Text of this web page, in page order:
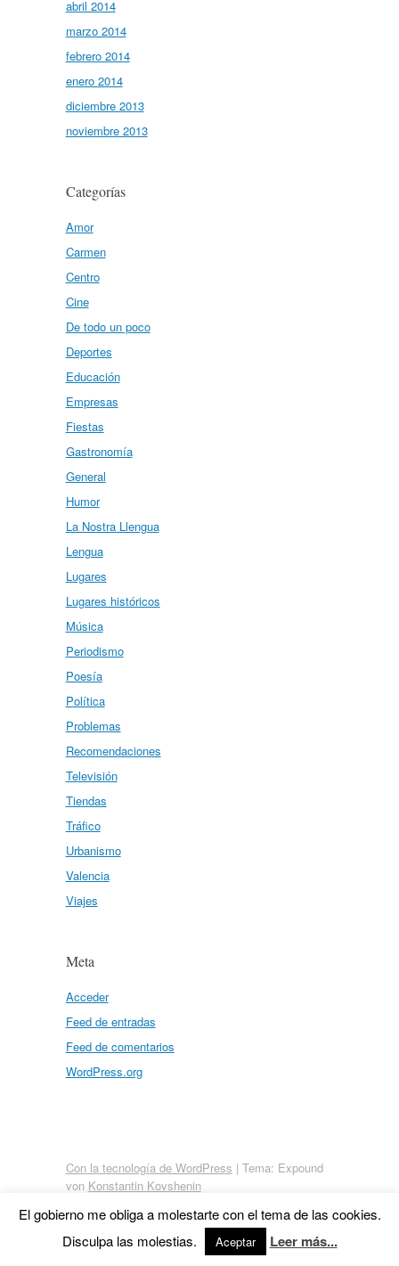
abril 2014
marzo 2014
febrero 2014
enero 2014
diciembre 2013
noviembre 2013
Categorías
Amor
Carmen
Centro
Cine
De todo un poco
Deportes
Educación
Empresas
Fiestas
Gastronomía
General
Humor
La Nostra Llengua
Lengua
Lugares
Lugares históricos
Música
Periodismo
Poesía
Política
Problemas
Recomendaciones
Televisión
Tiendas
Tráfico
Urbanismo
Valencia
Viajes
Meta
Acceder
Feed de entradas
Feed de comentarios
WordPress.org
Con la tecnología de WordPress | Tema: Expound
von Konstantin Kovshenin
El gobierno me obliga a molestarte con el tema de las cookies.
Disculpa las molestias.
Aceptar Leer más...